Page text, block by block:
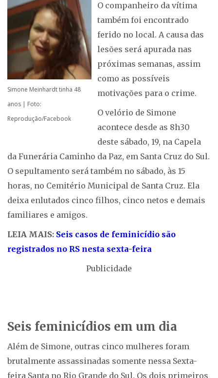
Simone Meinhardt tinha 48
anos | Foto:
Reprodução/Facebook
O companheiro da vítima
também foi encontrado
ferido no local. A causa das
lesões será apurada nas
próximas semanas, assim
como as possíveis
motivações para o crime.
O velório de Simone
acontece desde as 8h30
deste sábado, 19, na Capela
da Funerária Caminho da Paz, em Santa Cruz do Sul.
O sepultamento será também no sábado, às 15
horas, no Cemitério Municipal de Santa Cruz. Ela
deixa enlutados cinco filhos, cinco netos e demais
familiares e amigos.
LEIA MAIS: Seis casos de feminicídio são
registrados no RS nesta sexta-feira
Publicidade
Seis feminicídios em um dia
Além de Simone, outras cinco mulheres foram
brutalmente assassinadas somente nessa Sexta-
feira Santa no Rio Grande do Sul. Os dois primeiros